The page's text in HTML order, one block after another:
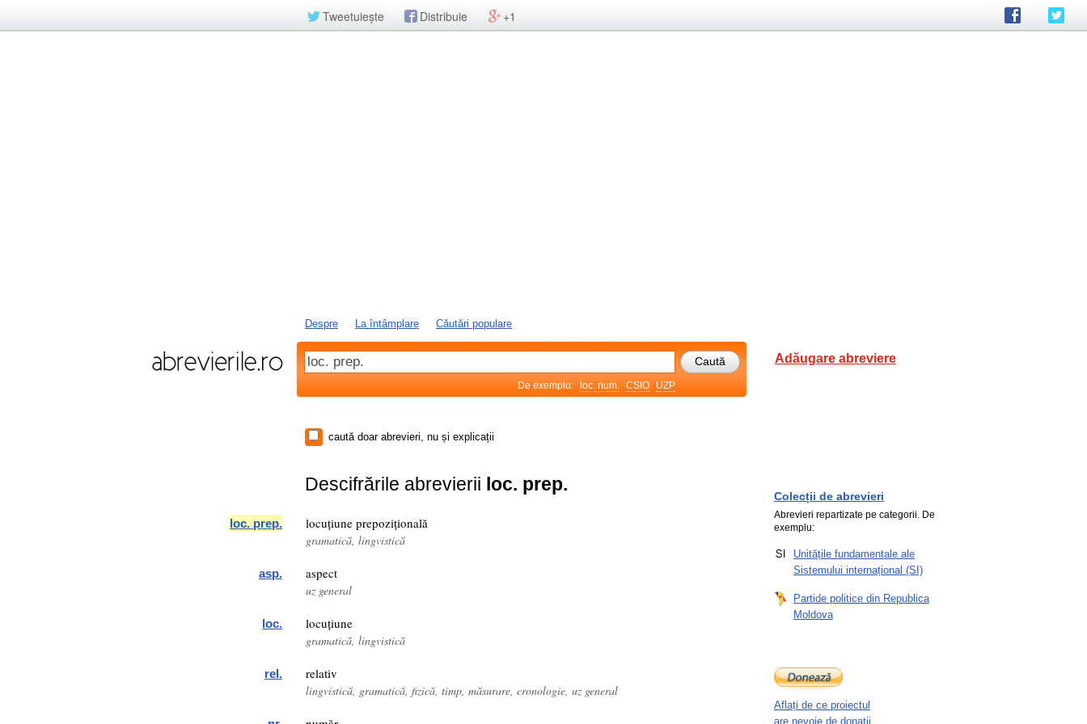
Tweetuiește Distribuie +1
Despre La întâmplare Căutări populare
De exemplu: loc. num. CSIO UZP
Adăugare abreviere
caută doar abrevieri, nu și explicații
Descifrările abrevierii loc. prep.
loc. prep. locuțiune prepozițională
gramatică, lingvistică
asp. aspect
uz general
loc. locuțiune
gramatică, lingvistică
rel. relativ
lingvistică, gramatică, fizică, timp, măsurare, cronologie, uz general
Colecții de abrevieri
Abrevieri repartizate pe categorii. De
exemplu:
Unitățile fundamentale ale
Sistemului internațional (SI)
Partide politice din Republica
Moldova
Aflați de ce proiectul
are nevoie de donații